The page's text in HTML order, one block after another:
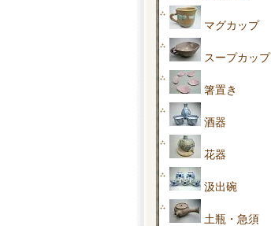
マグカップ
スープカップ
箸置き
酒器
花器
汲出碗
土瓶・急須